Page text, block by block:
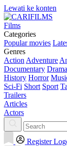
Lewati ke konten
Films
Categories
Popular movies
Genres
Action Adventure
Documentary Drama
History Horror
Sci-Fi Short Sport
Trailers
Articles
Actors
Register